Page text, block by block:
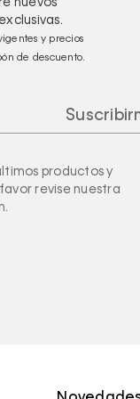
y precios
de descuento.
productos y
revise nuestra